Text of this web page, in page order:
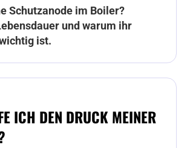
Schutzanode im Boiler?
und warum ihr
ist.
ICH DEN DRUCK MEINER